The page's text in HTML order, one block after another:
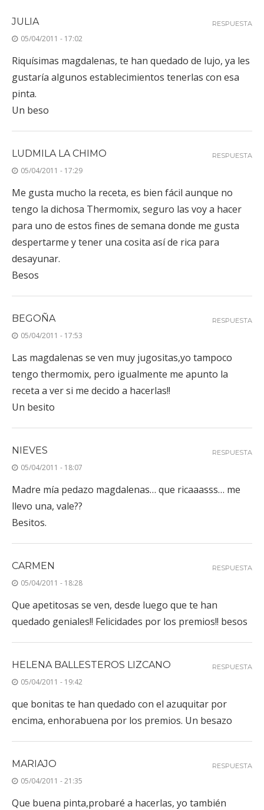
JULIA
05/04/2011 - 17:02
Riquísimas magdalenas, te han quedado de lujo, ya les
gustaría algunos establecimientos tenerlas con esa
pinta.
Un beso
RESPUESTA
LUDMILA LA CHIMO
05/04/2011 - 17:29
Me gusta mucho la receta, es bien fácil aunque no
tengo la dichosa Thermomix, seguro las voy a hacer
para uno de estos fines de semana donde me gusta
despertarme y tener una cosita así de rica para
desayunar.
Besos
RESPUESTA
BEGOÑA
05/04/2011 - 17:53
Las magdalenas se ven muy jugositas,yo tampoco
tengo thermomix, pero igualmente me apunto la
receta a ver si me decido a hacerlas!!
Un besito
RESPUESTA
NIEVES
05/04/2011 - 18:07
Madre mía pedazo magdalenas… que ricaaasss… me
llevo una, vale??
Besitos.
RESPUESTA
CARMEN
05/04/2011 - 18:28
Que apetitosas se ven, desde luego que te han
quedado geniales!! Felicidades por los premios!! besos
RESPUESTA
HELENA BALLESTEROS LIZCANO
05/04/2011 - 19:42
que bonitas te han quedado con el azuquitar por
encima, enhorabuena por los premios. Un besazo
RESPUESTA
MARIAJO
05/04/2011 - 21:35
Que buena pinta,probaré a hacerlas, yo también
RESPUESTA